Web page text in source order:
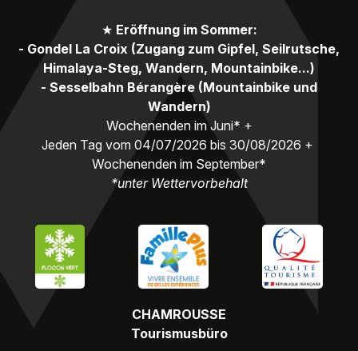
CHAMROUSSE
Tourismusbüro
★ Eröffnung im Sommer:
- Gondel La Croix (Zugang zum Gipfel, Seilrutsche,
Himalaya-Steg, Wandern, Mountainbike...)
- Sesselbahn Bérangère (Mountainbike und
Wandern)
Wochenenden im Juni* +
Jeden Tag vom 04/07/2026 bis 30/08/2026 +
Wochenenden im September*
*unter Wettervorbehalt